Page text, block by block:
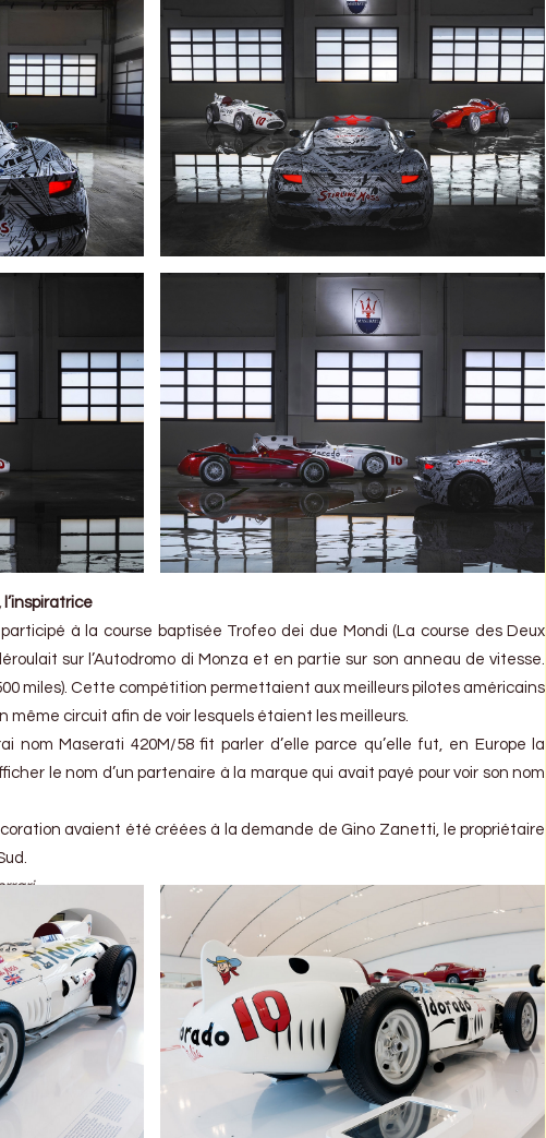
à la course baptisée Trofeo dei due Mondi (La course des Deux
sur l’Autodromo di Monza et en partie sur son anneau de vitesse.
miles). Cette compétition permettaient aux meilleurs pilotes américains
même circuit afin de voir lesquels étaient les meilleurs.
nom Maserati 420M/58 fit parler d’elle parce qu’elle fut, en Europe la
le nom d’un partenaire à la marque qui avait payé pour voir son nom
avaient été créées à la demande de Gino Zanetti, le propriétaire